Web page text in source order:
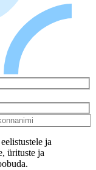
ja
ürituste ja